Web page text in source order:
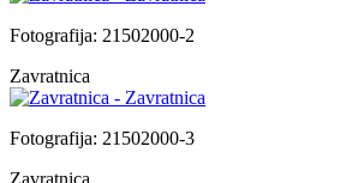
Fotografija: 21502000-2
Zavratnica
Fotografija: 21502000-3
Zavratnica